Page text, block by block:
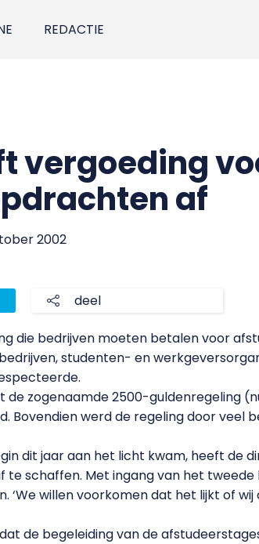
REDACTIE
vergoeding
af
2002
deel
die bedrijven moeten betalen voor
studenten- en
de zogenaamde 2500-guldenregeling
Bovendien werd de regeling door
dit jaar aan het licht kwam, heeft de
schaffen. Met ingang van het
‘We willen voorkomen dat het lijkt of wij
de begeleiding van de